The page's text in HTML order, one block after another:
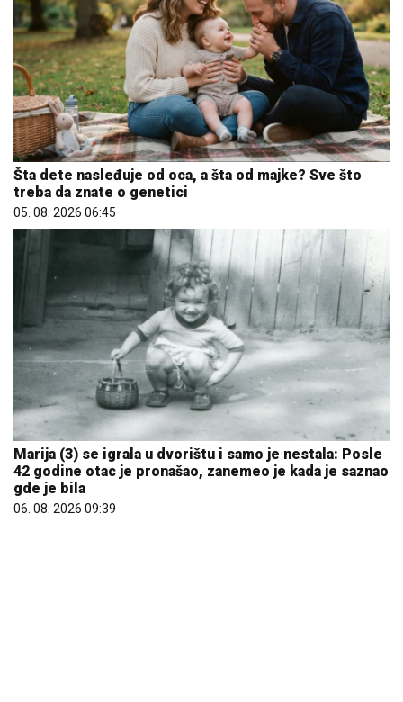
Šta dete nasleđuje od oca, a šta od majke? Sve što
treba da znate o genetici
05. 08. 2026 06:45
Marija (3) se igrala u dvorištu i samo je nestala: Posle
42 godine otac je pronašao, zanemeo je kada je saznao
gde je bila
06. 08. 2026 09:39